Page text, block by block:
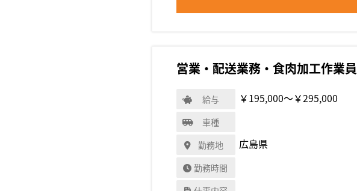
営業・配送業務・食肉加工作業員
給与 ￥195,000〜￥295,000
車種
勤務地
広島県
勤務時間